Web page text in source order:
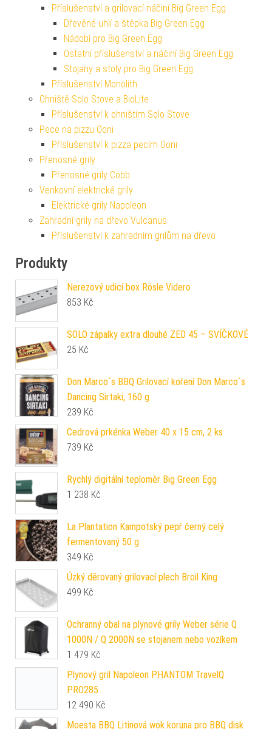
Příslušenství a grilovací náčiní Big Green Egg
Dřevěné uhlí a štěpka Big Green Egg
Nádobí pro Big Green Egg
Ostatní příslušenství a náčiní Big Green Egg
Stojany a stoly pro Big Green Egg
Příslušenství Monolith
Ohniště Solo Stove a BioLite
Příslušenství k ohništím Solo Stove
Pece na pizzu Ooni
Příslušenství k pizza pecím Ooni
Přenosné grily
Přenosné grily Cobb
Venkovní elektrické grily
Elektrické grily Napoleon
Zahradní grily na dřevo Vulcanus
Příslušenství k zahradním grilům na dřevo
Produkty
Nerezový udicí box Rösle Videro
853 Kč
SOLO zápalky extra dlouhé ZED 45 – SVÍČKOVÉ
25 Kč
Don Marco´s BBQ Grilovací koření Don Marco´s
Dancing Sirtaki, 160 g
239 Kč
Cedrová prkénka Weber 40 x 15 cm, 2 ks
739 Kč
Rychlý digitální teploměr Big Green Egg
1 238 Kč
La Plantation Kampotský pepř černý celý
fermentovaný 50 g
349 Kč
Úzký děrovaný grilovací plech Broil King
499 Kč
Ochranný obal na plynové grily Weber série Q
1000N / Q 2000N se stojanem nebo vozíkem
1 479 Kč
Plynový gril Napoleon PHANTOM TravelQ
PRO285
12 490 Kč
Moesta BBQ Litinová wok koruna pro BBQ disk